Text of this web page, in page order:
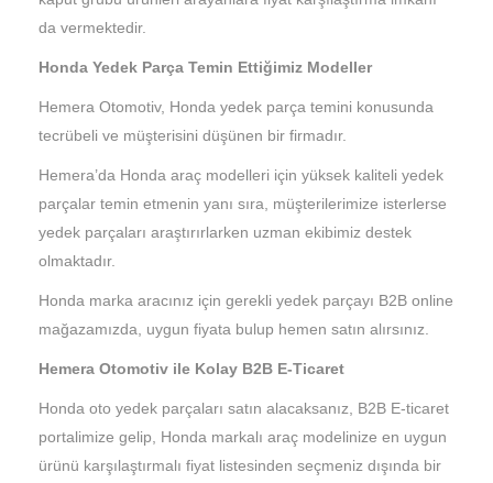
da vermektedir.
Honda Yedek Parça Temin Ettiğimiz Modeller
Hemera Otomotiv, Honda yedek parça temini konusunda
tecrübeli ve müşterisini düşünen bir firmadır.
Hemera’da Honda araç modelleri için yüksek kaliteli yedek
parçalar temin etmenin yanı sıra, müşterilerimize isterlerse
yedek parçaları araştırırlarken uzman ekibimiz destek
olmaktadır.
Honda marka aracınız için gerekli yedek parçayı B2B online
mağazamızda, uygun fiyata bulup hemen satın alırsınız.
Hemera Otomotiv ile Kolay B2B E-Ticaret
Honda oto yedek parçaları satın alacaksanız, B2B E-ticaret
portalimize gelip, Honda markalı araç modelinize en uygun
ürünü karşılaştırmalı fiyat listesinden seçmeniz dışında bir